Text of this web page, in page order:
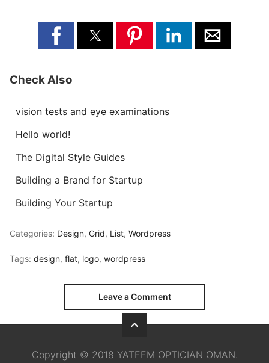
Check Also
vision tests and eye examinations
Hello world!
The Digital Style Guides
Building a Brand for Startup
Building Your Startup
Categories: Design, Grid, List, Wordpress
Tags: design, flat, logo, wordpress
Leave a Comment
Copyright © 2018 YATEEM OPTICIAN OMAN.